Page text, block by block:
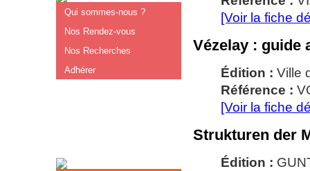
Qui sommes-nous ?
Nos Rendez-vous
Nos Recherches
Adhérer
[Voir la fiche
Vézelay : guide
Édition : Ville
Référence :
[Voir la fiche
Strukturen der
Édition :